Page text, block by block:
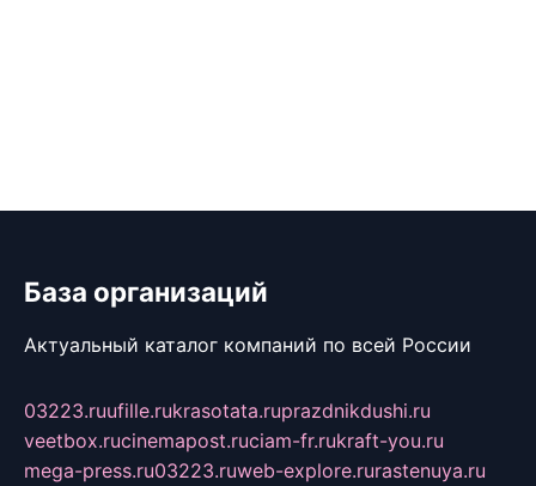
База организаций
Актуальный каталог компаний по всей России
03223.ruufille.rukrasotata.ruprazdnikdushi.ru
veetbox.rucinemapost.ruciam-fr.rukraft-you.ru
mega-press.ru03223.ruweb-explore.rurastenuya.ru